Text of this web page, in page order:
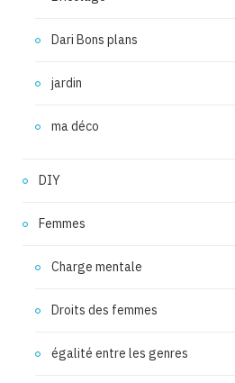
Dari Bons plans
jardin
ma déco
DIY
Femmes
Charge mentale
Droits des femmes
égalité entre les genres